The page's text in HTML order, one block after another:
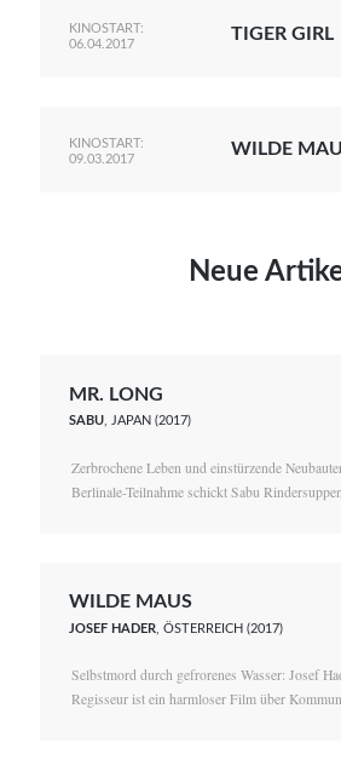
KINOSTART:
06.04.2017
TIGER GIRL
KINOSTART:
09.03.2017
WILDE
Neue
MR. LONG
SABU, JAPAN (2017)
Zerbrochene Leben und einstürzende
Berlinale-Teilnahme schickt Sabu
WILDE MAUS
JOSEF HADER , ÖSTERREICH (2017)
Selbstmord durch gefrorenes Wasser: Josef
Regisseur ist ein harmloser Film über